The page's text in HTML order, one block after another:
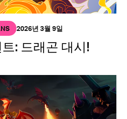
2026년 3월 9일
: 드래곤 대시!